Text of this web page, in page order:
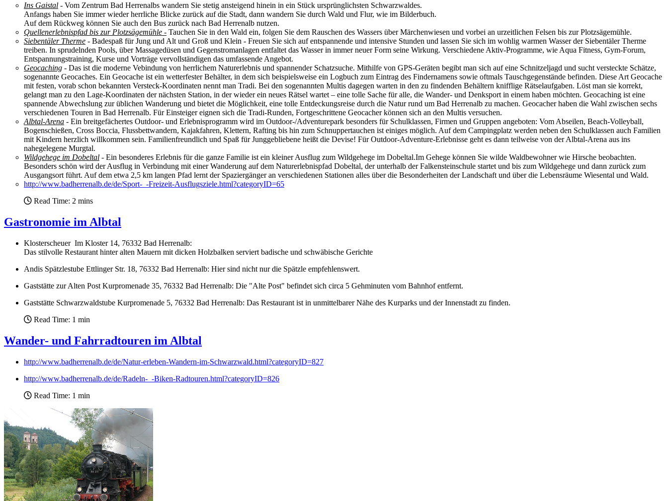
Ins Gaistal - Vom Zentrum Bad Herrenalbs wandern Sie stetig ansteigend hinein in ein Stück ursprünglichsten Schwarzwaldes.
Anfangs haben Sie immer wieder herrliche Blicke zurück auf die Stadt, dann wandern Sie durch Wald und Flur, wie im Bilderbuch.
Auf dem Rückweg können Sie auch den Bus zurück nach Bad Herrenalb nutzen.
Quellenerlebnispfad bis zur Plotzsägemühle - Tauchen Sie in den Wald ein, folgen Sie dem Rauschen des Wassers über Märchenwiesen und vorbei an urzeitlichen Felsen bis zur Plotzsägemühle.
Siebentäler Therme - Badespaß für Jung und Alt und Groß und Klein - Freuen Sie sich auf entspannende und intensive Stunden und lassen Sie sich im wohlig warmen Wasser der Siebentäler Therme
treiben. In sprudelnden Pools, über Massagedüsen und Gegenstromanlagen entfaltet das Wasser in immer neuer Form seine Wirkung. Verschiedene Aktiv-Programme, wie Aqua Fitness, Gym-Forum,
Entspannungstraining, Kurse und Vorträge vervollständigen das umfassende Angebot.
Geocaching - Das ist die moderne Vebindung von herrlichem Naturerlebnis und spannender Schatzsuche. Mithilfe von GPS-Geräten begibt man sich auf eine Schnitzeljagd und sucht versteckte Schätze,
sogenannte Geocaches. Ein Geocache ist ein wetterfester Behälter, in dem sich beispielsweise ein Logbuch zum Eintrag des Findernamens sowie oftmals Tauschgegenstände befinden. Diese Art Geocache
mit festen, vorab schon bekannten Versteck-Koordinaten nennt man Tradi. Bei den sogenannten Multis dagegen warten in den zu findenden Behältern knifflige Rätselaufgaben. Löst man sie korrekt,
gelangt man zu den Lage-Koordinaten der nächsten Station, in der wieder ein neues Rätsel wartet – eine tolle Sache für alle, die Wander- und Denksport in einem haben möchten. Geocaching ist eine
spannende Abwechslung zur üblichen Wanderung und bietet die Möglichkeit, eine tolle Entdeckungsreise durch die Natur rund um Bad Herrenalb zu machen. Geocacher haben die Wahl zwischen sechs
verschiedenen Touren in Bad Herrenalb. Für Einsteiger eignen sich die Tradi-Runden, Fortgeschrittene Geocacher können sich an den Multis versuchen.
Albtal-Arena - Ein breitgefächertes Outdoor- und Erlebnisprogramm wird im Outdoor-/Adventurepark besonders für Schulklassen, Firmen und Gruppen angeboten: Vom Abseilen, Beach-Volleyball,
Bogenschießen, Cross Boccia, Flussbettwandern, Kajakfahren, Klettern, Rafting bis hin zum Schnuppertauchen ist einiges möglich. Auf dem Campingplatz werden neben den Schulklassen auch Familien
mit Kindern herzlich willkommen sein. Familienfreundlich und Spaß für Junggebliebene heißt die Devise! Für Outdoor-Adventure-Erlebnisse geht es dann teilweise von der Albtal-Arena aus ins
nahegelegene Murgtal.
Wildgehege im Dobeltal - Ein besonderes Erlebnis für die ganze Familie ist ein kleiner Ausflug zum Wildgehege im Dobeltal.Im Gehege können Sie wilde Waldbewohner wie Hirsche beobachten.
Besonders schön wird der Ausflug in Verbindung mit einer Wanderung auf dem Naturerlebnispfad Dobeltal, der unterhalb der Falkensteinschule startet und bis zum Wildgehege und dann zurück zum
Ausgangsort führt. Auf dem etwa 2,5 km langen Pfad lernt der Spaziergänger an verschiedenen Stationen alles über die Besonderheiten der Landschaft und über die Lebensräume Wiesental und Wald.
http://www.badherrenalb.de/de/Sport-_-Freizeit-Ausflugsziele.html?categoryID=65
Read Time: 2 mins
Gastronomie im Albtal
Klosterscheuer Im Kloster 14, 76332 Bad Herrenalb:
Das stilvolle Restaurant hinter alten Mauern mit dicken Holzbalken serviert badische und schwäbische Gerichte
Andis Spätzlestube Ettlinger Str. 18, 76332 Bad Herrenalb: Hier sind nicht nur die Spätzle empfehlenswert.
Gaststätte zur Alten Post Kurpromenade 35, 76332 Bad Herrenalb: Die "Alte Post" befindet sich circa 5 Gehminuten vom Bahnhof entfernt.
Gaststätte Schwarzwaldstube Kurpromenade 5, 76332 Bad Herrenalb: Das Restaurant ist in unmittelbarer Nähe des Kurparks und der Innenstadt zu finden.
Read Time: 1 min
Wander- und Fahrradtouren im Albtal
http://www.badherrenalb.de/de/Natur-erleben-Wandern-im-Schwarzwald.html?categoryID=827
http://www.badherrenalb.de/de/Radeln-_-Biken-Radtouren.html?categoryID=826
Read Time: 1 min